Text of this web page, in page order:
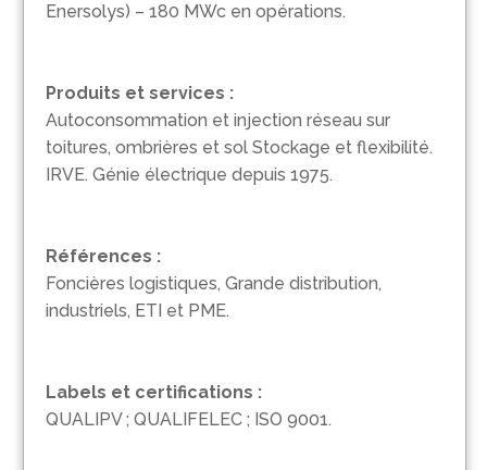
Enersolys) – 180 MWc en opérations.
Produits et services :
Autoconsommation et injection réseau sur
toitures, ombrières et sol Stockage et flexibilité.
IRVE. Génie électrique depuis 1975.
Références :
Foncières logistiques, Grande distribution,
industriels, ETI et PME.
Labels et certifications :
QUALIPV ; QUALIFELEC ; ISO 9001.